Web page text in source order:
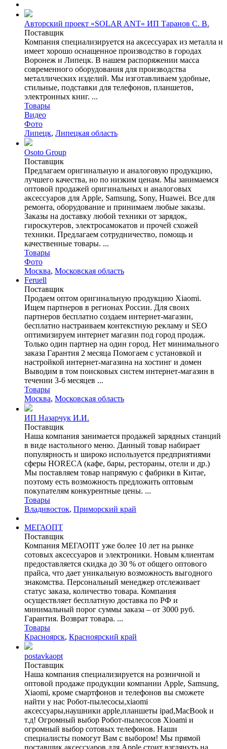
Авторский проект «SOLAR ANT» ИП Таранов С. В.
Поставщик
Компания специализируется на аксессуарах из металла и
имеет хорошо оснащенное производство в городах
Воронеж и Липецк. В нашем распоряжении масса
современного оборудования для производства
металлических изделий. Мы изготавливаем удобные,
стильные, подставки для телефонов, планшетов,
электронных книг. ...
Товары
Видео
Фото
Липецк, Липецкая область
Osoto Group
Поставщик
Предлагаем оригинальную и аналоговую продукцию,
лучшего качества, но по низким ценам. Мы занимаемся
оптовой продажей оригинальных и аналоговых
аксессуаров для Apple, Samsung, Sony, Huawei. Все для
ремонта, оборудование и принимаем любые заказы.
Заказы на доставку любой техники от зарядок,
гироскутеров, электросамокатов и прочей схожей
техники. Предлагаем сотрудничество, помощь и
качественные товары. ...
Товары
Фото
Москва, Московская область
Feruell
Поставщик
Продаем оптом оригинальную продукцию Xiaomi.
Ищем партнеров в регионах России. Для своих
партнеров бесплатно создаем интернет-магазин,
бесплатно настраиваем контекстную рекламу и SEO
оптимизируем интернет магазин под город продаж.
Только один партнер на один город. Нет минимального
заказа Гарантия 2 месяца Помогаем с установкой и
настройкой интернет-магазина на хостинг и домен
Выводим в том поисковых систем интернет-магазин в
течении 3-6 месяцев ...
Товары
Москва, Московская область
ИП Назарчук И.И.
Поставщик
Наша компания занимается продажей зарядных станций
в виде настольного меню. Данный товар набирает
популярность и широко используется предприятиями
сферы HORECA (кафе, бары, рестораны, отели и др.)
Мы поставляем товар напрямую с фабрики в Китае,
поэтому есть возможность предложить оптовым
покупателям конкурентные цены. ...
Товары
Владивосток, Приморский край
МЕГАОПТ
Поставщик
Компания МЕГАОПТ уже более 10 лет на рынке
сотовых аксессуаров и электроники. Новым клиентам
предоставляется скидка до 30 % от общего оптового
прайса, что дает уникальную возможность выгодного
знакомства. Персональный менеджер отслеживает
статус заказа, количество товара. Компания
осуществляет бесплатную доставка по РФ и
минимальный порог суммы заказа – от 3000 руб.
Гарантия. Возврат товара. ...
Товары
Красноярск, Красноярский край
postavkaopt
Поставщик
Наша компания специализируется на розничной и
оптовой продаже продукции компании Apple, Samsung,
Xiaomi, кроме смартфонов и телефонов вы сможете
найти у нас Робот-пылесосы,xiaomi
аксессуары,наушники apple,планшеты ipad,MacBook и
т.д! Огромный выбор Робот-пылесосов Xioami и
огромный выбор сотовых телефонов. Наши
специалисты помогут Вам с выбором! Мы прямой
поставщик аксессуаров для Apple стоит взглянуть на